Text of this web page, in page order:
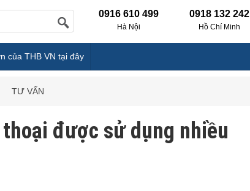
0916 610 499
Hà Nội
0918 132 242
Hồ Chí Minh
của THB VN tại đây
TƯ VẤN
được sử dụng nhiều